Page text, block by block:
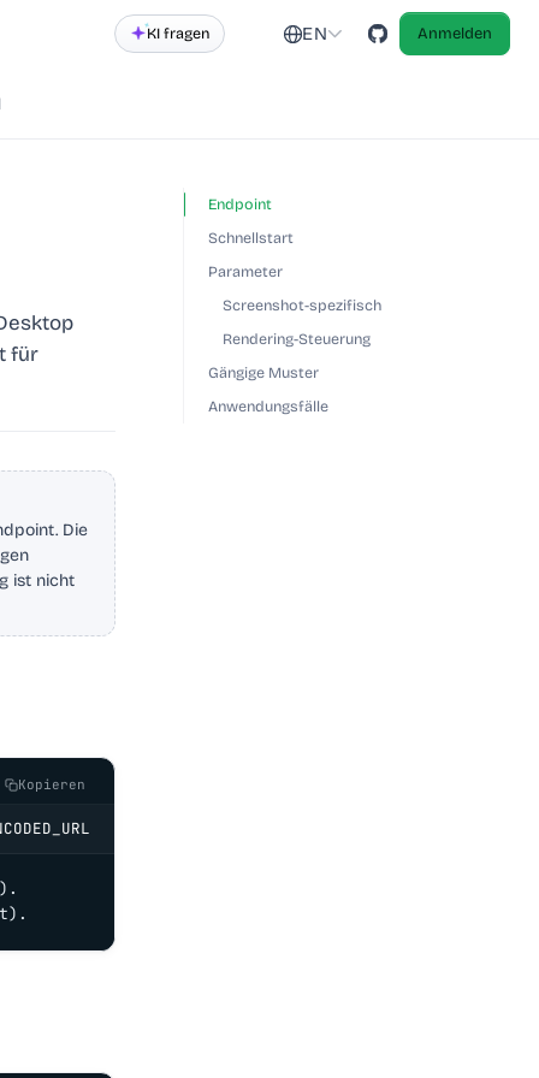
KI fragen EN Anmelden
für
Die
ist nicht
Kopieren
Endpoint
Schnellstart
Parameter
Screenshot-spezifisch
Rendering-Steuerung
Gängige Muster
Anwendungsfälle